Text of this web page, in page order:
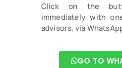
Click on the
immediately with
advisors, via
GO TO